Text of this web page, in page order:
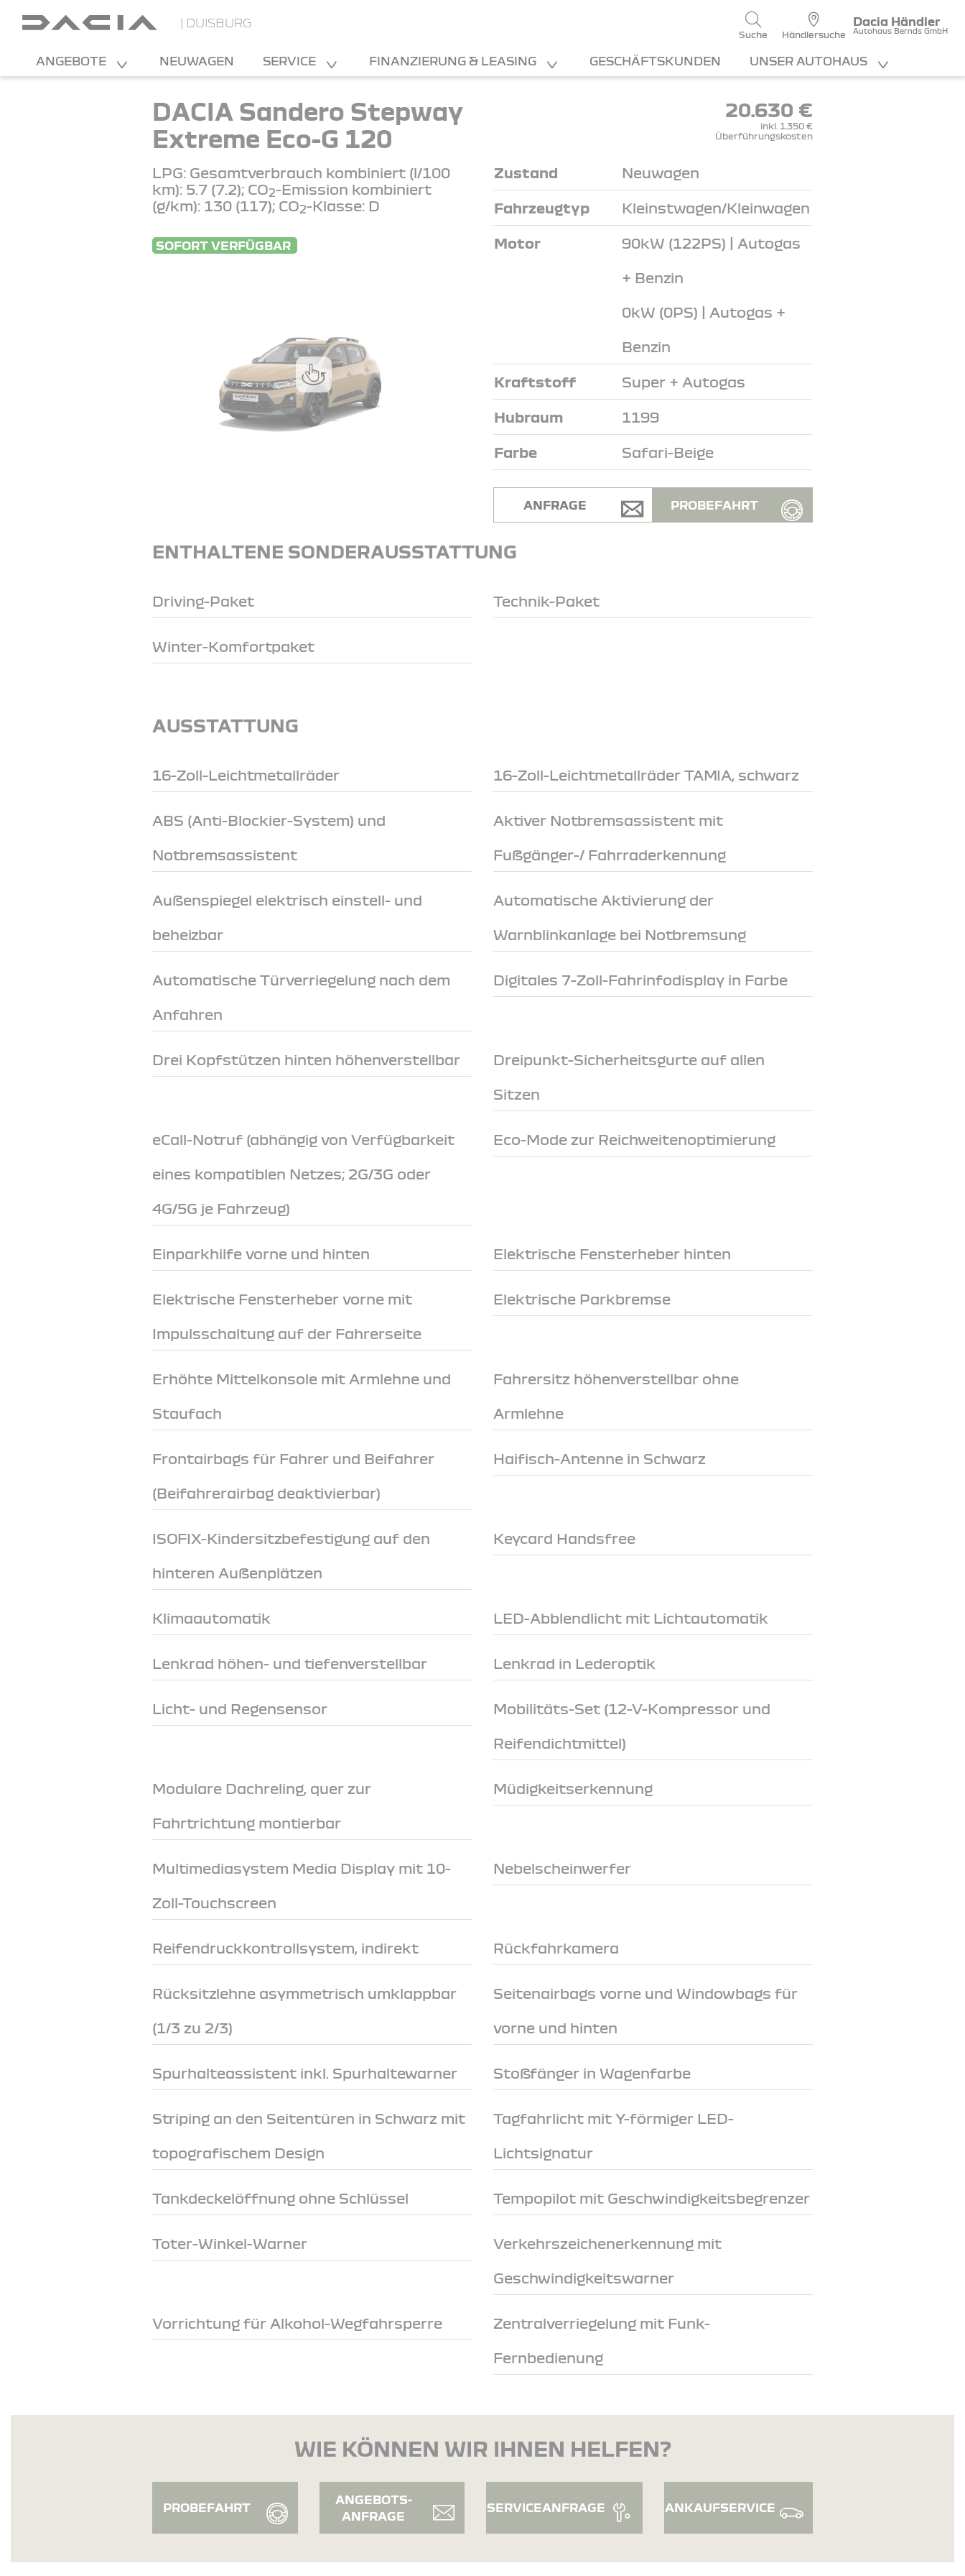
| DUISBURG
Suche Händlersuche
Dacia Händler
Autohaus Bernds GmbH
ANGEBOTE NEUWAGEN SERVICE FINANZIERUNG & LEASING GESCHÄFTSKUNDEN UNSER AUTOHAUS
DACIA Sandero Stepway
Extreme Eco-G 120
LPG: Gesamtverbrauch kombiniert (l/100
km): 5.7 (7.2); CO2-Emission kombiniert
(g/km): 130 (117); CO2-Klasse: D
SOFORT VERFÜGBAR
20.630 €
inkl. 1.350 €
Überführungskosten
Zustand Neuwagen
Fahrzeugtyp Kleinstwagen/Kleinwagen
Motor 90kW (122PS) | Autogas
+ Benzin
0kW (0PS) | Autogas +
Benzin
Kraftstoff Super + Autogas
Hubraum 1199
Farbe Safari-Beige
ANFRAGE PROBEFAHRT
ENTHALTENE SONDERAUSSTATTUNG
Driving-Paket Technik-Paket
Winter-Komfortpaket
AUSSTATTUNG
16-Zoll-Leichtmetallräder 16-Zoll-Leichtmetallräder TAMIA, schwarz
ABS (Anti-Blockier-System) und
Notbremsassistent
Aktiver Notbremsassistent mit
Fußgänger-/ Fahrraderkennung
Außenspiegel elektrisch einstell- und
beheizbar
Automatische Aktivierung der
Warnblinkanlage bei Notbremsung
Automatische Türverriegelung nach dem
Anfahren
Digitales 7-Zoll-Fahrinfodisplay in Farbe
Drei Kopfstützen hinten höhenverstellbar Dreipunkt-Sicherheitsgurte auf allen
Sitzen
eCall-Notruf (abhängig von Verfügbarkeit
eines kompatiblen Netzes; 2G/3G oder
4G/5G je Fahrzeug)
Eco-Mode zur Reichweitenoptimierung
Einparkhilfe vorne und hinten Elektrische Fensterheber hinten
Elektrische Fensterheber vorne mit
Impulsschaltung auf der Fahrerseite
Elektrische Parkbremse
Erhöhte Mittelkonsole mit Armlehne und
Staufach
Fahrersitz höhenverstellbar ohne
Armlehne
Frontairbags für Fahrer und Beifahrer
(Beifahrerairbag deaktivierbar)
Haifisch-Antenne in Schwarz
ISOFIX-Kindersitzbefestigung auf den
hinteren Außenplätzen
Keycard Handsfree
Klimaautomatik LED-Abblendlicht mit Lichtautomatik
Lenkrad höhen- und tiefenverstellbar Lenkrad in Lederoptik
Licht- und Regensensor Mobilitäts-Set (12-V-Kompressor und
Reifendichtmittel)
Modulare Dachreling, quer zur
Fahrtrichtung montierbar
Müdigkeitserkennung
Multimediasystem Media Display mit 10-
Zoll-Touchscreen
Nebelscheinwerfer
Reifendruckkontrollsystem, indirekt Rückfahrkamera
Rücksitzlehne asymmetrisch umklappbar
(1/3 zu 2/3)
Seitenairbags vorne und Windowbags für
vorne und hinten
Spurhalteassistent inkl. Spurhaltewarner Stoßfänger in Wagenfarbe
Striping an den Seitentüren in Schwarz mit
topografischem Design
Tagfahrlicht mit Y-förmiger LED-
Lichtsignatur
Tankdeckelöffnung ohne Schlüssel Tempopilot mit Geschwindigkeitsbegrenzer
Toter-Winkel-Warner Verkehrszeichenerkennung mit
Geschwindigkeitswarner
Vorrichtung für Alkohol-Wegfahrsperre Zentralverriegelung mit Funk-
Fernbedienung
WIE KÖNNEN WIR IHNEN HELFEN?
PROBEFAHRT
ANGEBOTS-
ANFRAGE
SERVICEANFRAGE ANKAUFSERVICE